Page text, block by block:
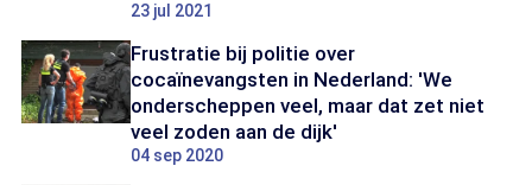
23 jul 2021
Frustratie bij politie over
cocaïnevangsten in Nederland: 'We
onderscheppen veel, maar dat zet niet
veel zoden aan de dijk'
04 sep 2020